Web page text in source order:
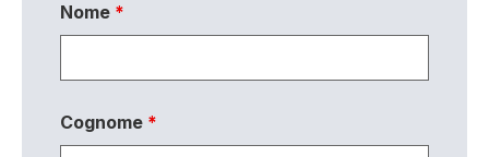
Nome *
Cognome *